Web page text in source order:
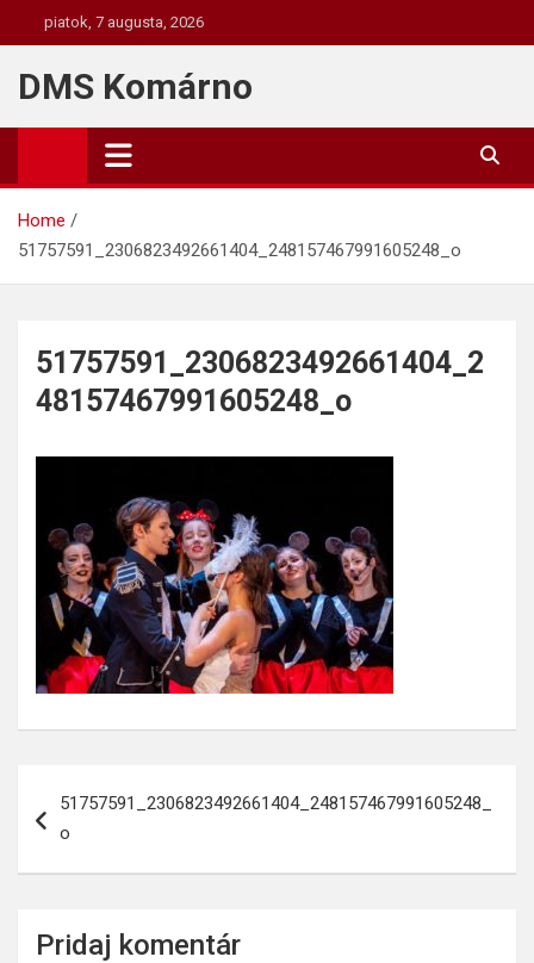
to
content
piatok, 7 augusta, 2026
DMS Komárno
Home
51757591_2306823492661404_248157467991605248_o
51757591_2306823492661404_2
48157467991605248_o
51757591_2306823492661404_248157467991605248_
o
Pridaj komentár